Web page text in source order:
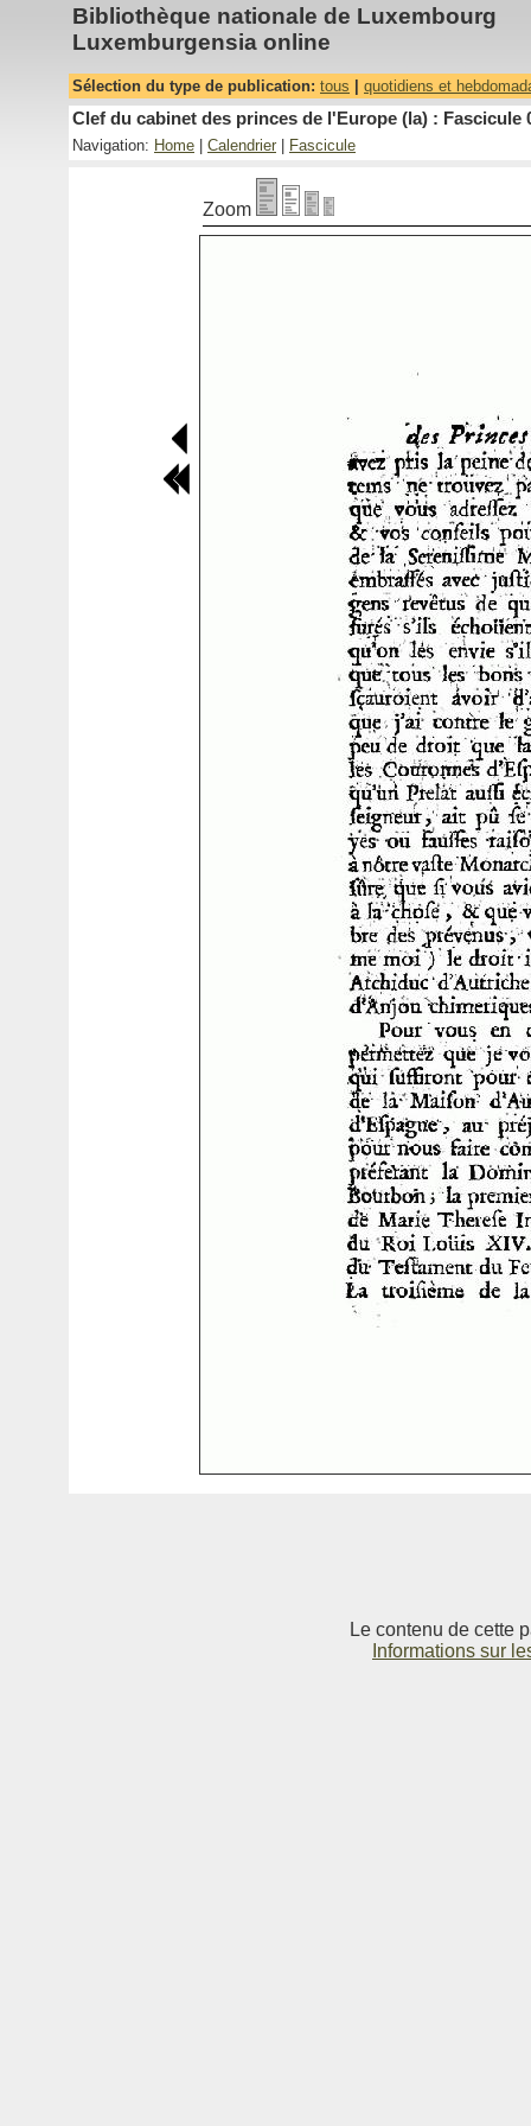
Bibliothèque nationale de Luxembourg
Luxemburgensia online
Sélection du type de publication: tous quotidiens et
Clef du cabinet des princes de l'Europe (la) : Fascicule
Navigation: Home Calendrier Fascicule
Zoom
Le contenu de cette
Informations sur